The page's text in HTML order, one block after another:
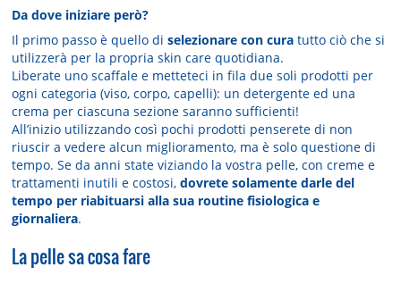
Da dove iniziare però?
Il primo passo è quello diselezionare con cura tutto ciò che si
utilizzerà per la propria skin care quotidiana.
Liberate uno scaffale e metteteci in fila due soli prodotti per
ogni categoria (viso, corpo, capelli): un detergente ed una
crema per ciascuna sezione saranno sufficienti!
All’inizio utilizzando così pochi prodotti penserete di non
riuscir a vedere alcun miglioramento, ma è solo questione di
tempo. Se da anni state viziando la vostra pelle, con creme e
trattamenti inutili e costosi,dovrete solamente darle del
tempo per riabituarsi alla sua routine fisiologica e
giornaliera.
La pelle sa cosa fare